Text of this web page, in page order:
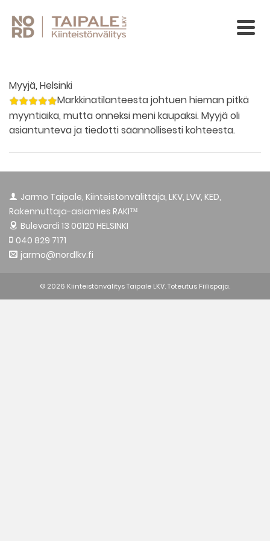
Myyjä, Helsinki
Markkinatilanteesta johtuen hieman pitkä
myyntiaika, mutta onneksi meni kaupaksi. Myyjä oli
asiantunteva ja tiedotti säännöllisesti kohteesta.
Jarmo Taipale, Kiinteistönvälittäjä, LKV, LVV, KED,
Rakennuttaja-asiamies RAKI™
Bulevardi 13 00120 HELSINKI
040 829 7171
jarmo@nordlkv.fi
© 2026 Kiinteistönvälitys Taipale LKV. Toteutus Fiilispaja.